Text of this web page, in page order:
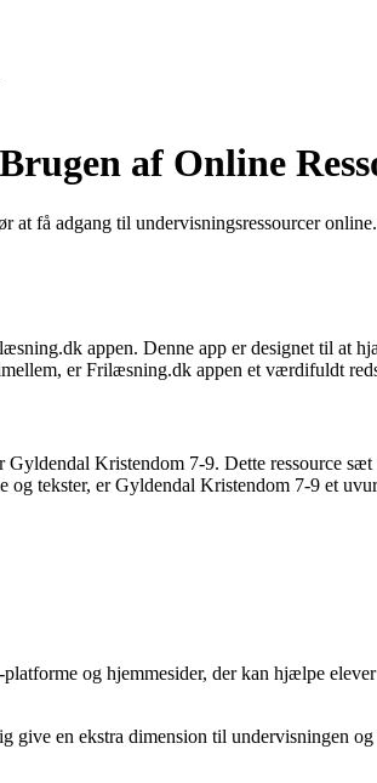
af Online
at få adgang til undervisningsressourcer
appen. Denne app er designet til at
er Frilæsning.dk appen et værdifuldt
Kristendom 7-9. Dette ressource
og tekster, er Gyldendal Kristendom 7-9 et
og hjemmesider, der kan hjælpe
give en ekstra dimension til undervisningen